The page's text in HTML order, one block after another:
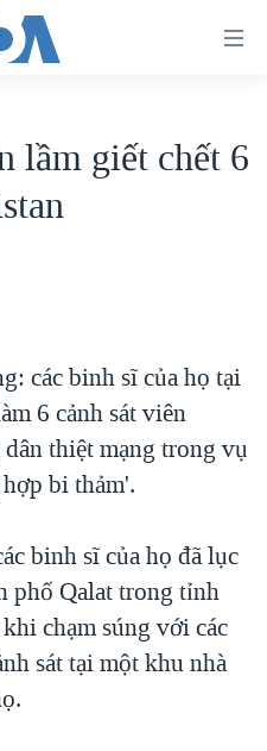
DẢI GAZA
lầm giết chết 6
các binh sĩ của họ tại
6 cảnh sát viên
thiệt mạng trong vụ
bi thảm'.
binh sĩ của họ đã lục
phố Qalat trong tỉnh
chạm súng với các
sát tại một khu nhà